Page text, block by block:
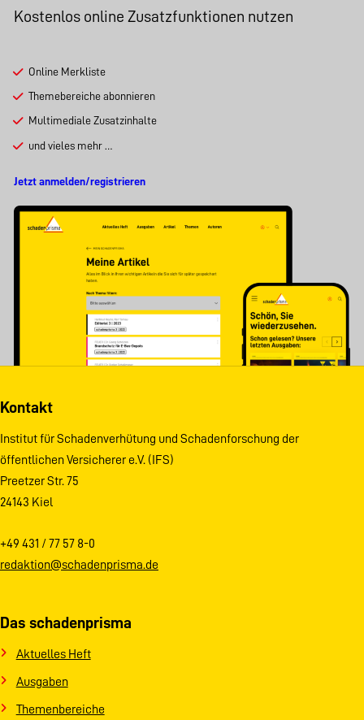
Kostenlos online Zusatzfunktionen nutzen
Online Merkliste
Themebereiche abonnieren
Multimediale Zusatzinhalte
und vieles mehr …
Jetzt anmelden/registrieren
Kontakt
Institut für Schadenverhütung und Schadenforschung der
öffentlichen Versicherer e.V. (IFS)
Preetzer Str. 75
24143 Kiel
+49 431 / 77 57 8-0
redaktion@schadenprisma.de
Das schadenprisma
Aktuelles Heft
Ausgaben
Themenbereiche